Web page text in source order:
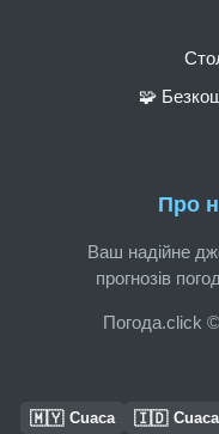
Про
Ваш надійне
прогнозів
Погода.click
🧩
🇲🇾 Cuaca 🇮🇩 Cuaca